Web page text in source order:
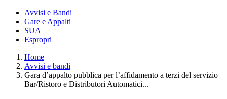
Avvisi e Bandi
Gare e Appalti
SUA
Espropri
Home
Avvisi e bandi
Gara d’appalto pubblica per l’affidamento a terzi del servizio
Bar/Ristoro e Distributori Automatici...